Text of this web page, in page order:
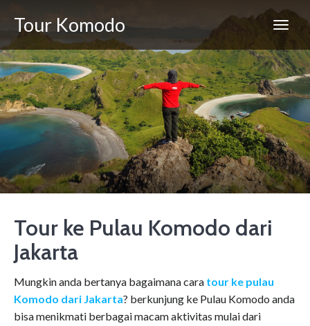
Tour Komodo
Tour ke Pulau Komodo dari
Jakarta
Mungkin anda bertanya bagaimana cara tour ke pulau
Komodo dari Jakarta? berkunjung ke Pulau Komodo anda
bisa menikmati berbagai macam aktivitas mulai dari